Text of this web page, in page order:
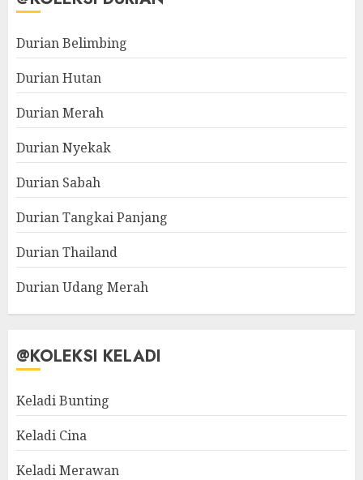
Durian Belimbing
Durian Hutan
Durian Merah
Durian Nyekak
Durian Sabah
Durian Tangkai Panjang
Durian Thailand
Durian Udang Merah
@KOLEKSI KELADI
Keladi Bunting
Keladi Cina
Keladi Merawan